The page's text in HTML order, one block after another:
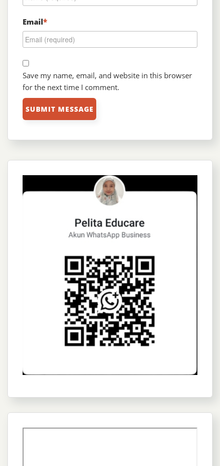
Email*
Save my name, email, and website in this browser
for the next time I comment.